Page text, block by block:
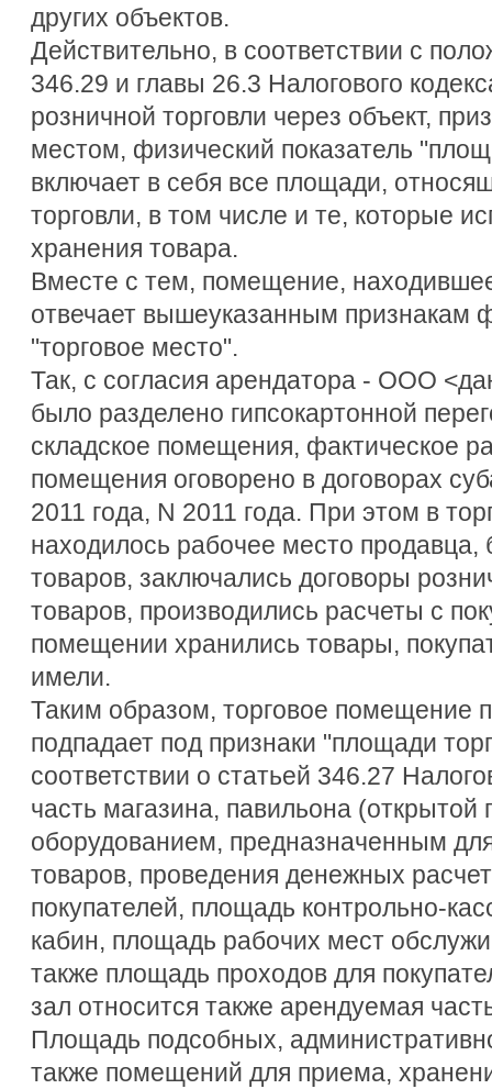
других объектов.
Действительно, в соответствии с
346.29 и главы 26.3 Налогового
розничной торговли через объект,
местом, физический показатель
включает в себя все площади,
торговли, в том числе и те, которые
хранения товара.
Вместе с тем, помещение,
отвечает вышеуказанным признакам
"торговое место".
Так, с согласия арендатора - ООО
было разделено гипсокартонной
складское помещения, фактическое
помещения оговорено в договорах
2011 года, N 2011 года. При этом в
находилось рабочее место
товаров, заключались договоры
товаров, производились расчеты с
помещении хранились товары,
имели.
Таким образом, торговое помещение
подпадает под признаки "площади
соответствии о статьей 346.27
часть магазина, павильона (открытой
оборудованием, предназначенным
товаров, проведения денежных
покупателей, площадь контрольно-
кабин, площадь рабочих мест
также площадь проходов для
зал относится также арендуемая
Площадь подсобных,
также помещений для приема,